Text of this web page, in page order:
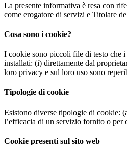
La presente informativa è resa con
come erogatore di servizi e Titolare
Cosa sono i cookie?
I cookie sono piccoli file di testo che i
installati: (i) direttamente dal
loro privacy e sul loro uso sono
Tipologie di cookie
Esistono diverse tipologie di cookie:
l’efficacia di un servizio fornito o per
Cookie presenti sul sito web